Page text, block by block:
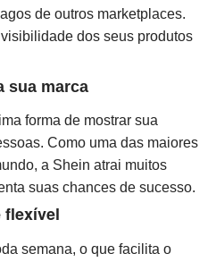
de outros marketplaces.
dos seus produtos
sua marca
forma de mostrar sua
Como uma das maiores
a Shein atrai muitos
suas chances de sucesso.
flexível
semana, o que facilita o